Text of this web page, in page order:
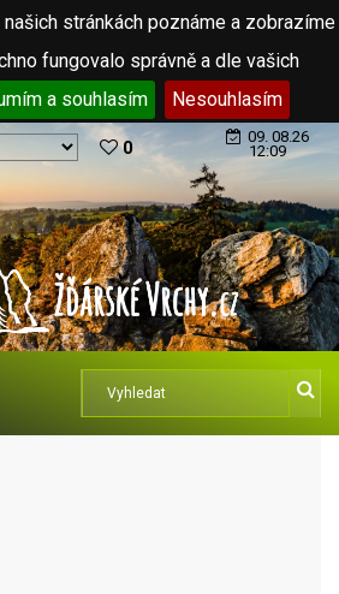
stránkách poznáme a zobrazíme
fungovalo správně a dle vašich
a souhlasím Nesouhlasím
0
09. 08.26
12:09